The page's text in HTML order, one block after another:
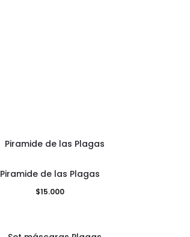
Piramide de las Plagas
$15.000